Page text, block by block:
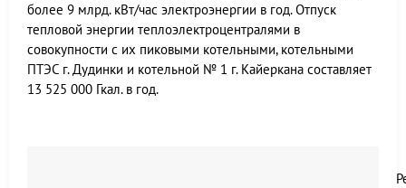
более 9 млрд. кВт/час электроэнергии в год. Отпуск
тепловой энергии теплоэлектроцентралями в
совокупности с их пиковыми котельными, котельными
ПТЭС г. Дудинки и котельной № 1 г. Кайеркана составляет
13 525 000 Гкал. в год.